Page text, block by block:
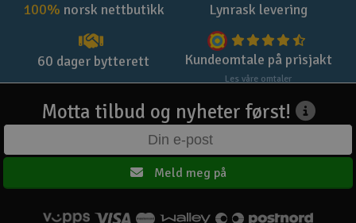
100% norsk nettbutikk Lynrask levering
60 dager bytterett Kundeomtale på prisjakt
Les våre omtaler
Motta tilbud og nyheter først!
Meld meg på